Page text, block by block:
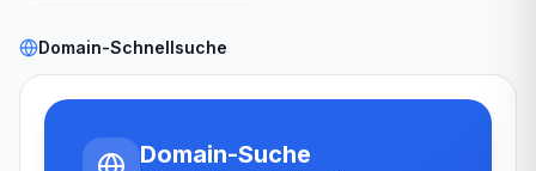
Domain-Schnellsuche
Domain-Suche